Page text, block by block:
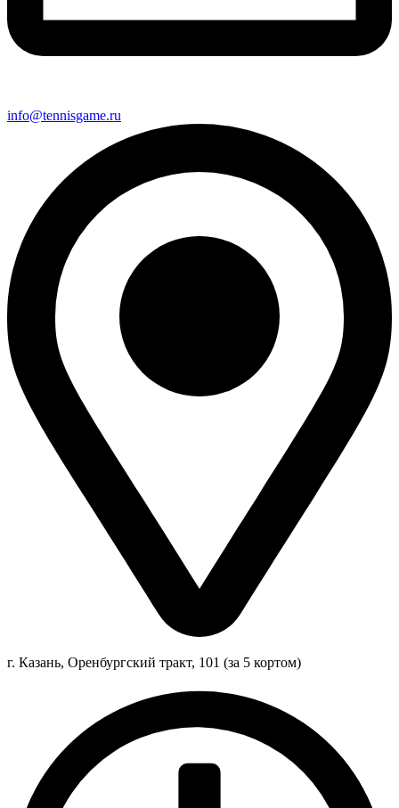
info@tennisgame.ru
г. Казань, Оренбургский тракт, 101 (за 5 кортом)